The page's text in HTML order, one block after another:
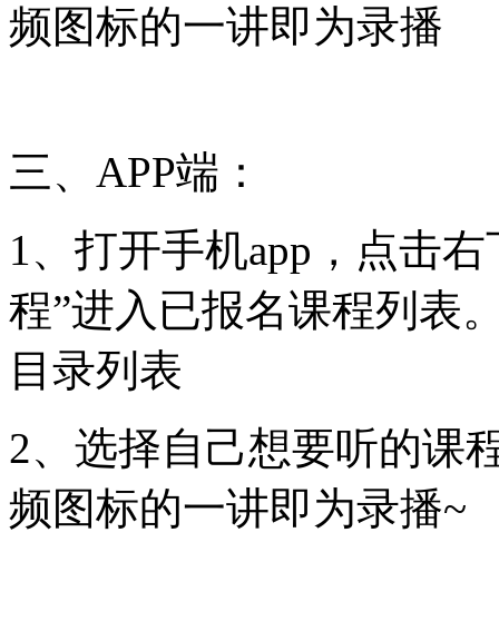
频图标的一讲即为录播
三、APP端：
1、打开手机app，点击
程”进入已报名课程列表
目录列表
2、选择自己想要听的课
频图标的一讲即为录播~